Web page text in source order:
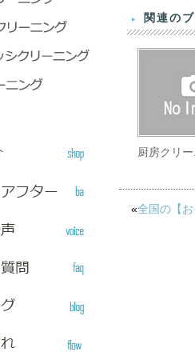
関連の
厨房クリ
«全国の【